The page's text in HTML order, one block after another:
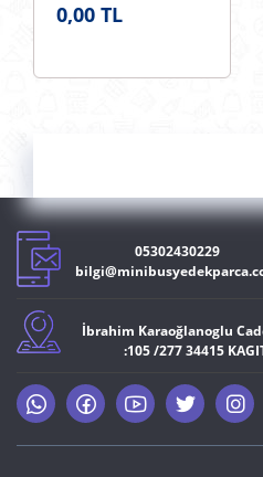
Turbo Hortumu
0,00 TL
05302430229
İbrahim Karaoğlanoglu
:105 /277 34415